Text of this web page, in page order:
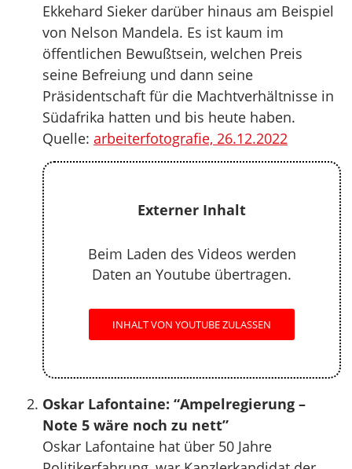
Ekkehard Sieker darüber hinaus am Beispiel
von Nelson Mandela. Es ist kaum im
öffentlichen Bewußtsein, welchen Preis
seine Befreiung und dann seine
Präsidentschaft für die Machtverhältnisse in
Südafrika hatten und bis heute haben.
Quelle: arbeiterfotografie, 26.12.2022
Externer Inhalt
Beim Laden des Videos werden
Daten an Youtube übertragen.
INHALT VON YOUTUBE ZULASSEN
Oskar Lafontaine: “Ampelregierung –
Note 5 wäre noch zu nett”
Oskar Lafontaine hat über 50 Jahre